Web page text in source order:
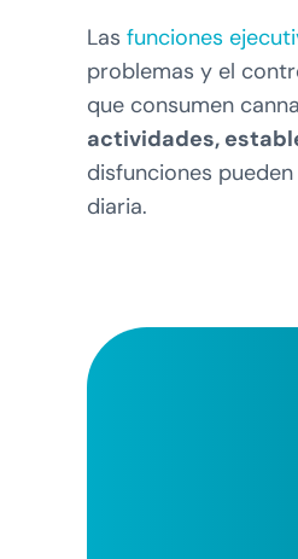
Las funciones
problemas y el
que consumen
actividades,
disfunciones
diaria.